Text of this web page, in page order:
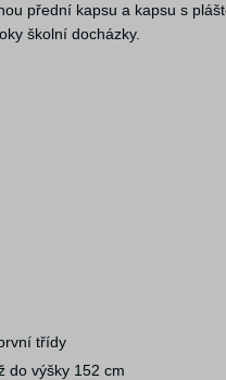
přední kapsu a kapsu s
školní docházky.
třídy
do výšky 152 cm